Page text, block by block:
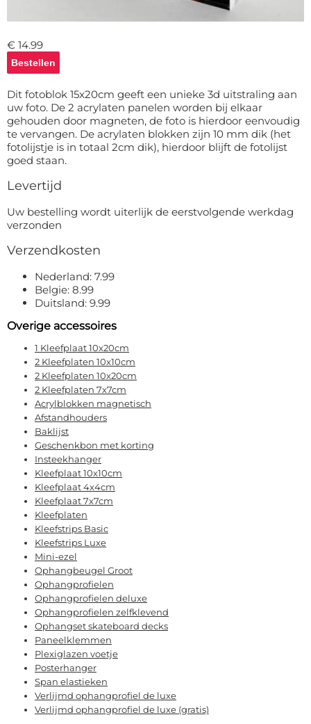
Vloermat
Skateboard deck
Inloggen
WhatsApp
€ 14.99
Dit fotoblok 15x20cm geeft een unieke 3d uitstraling aan
uw foto. De 2 acrylaten panelen worden bij elkaar
gehouden door magneten, de foto is hierdoor eenvoudig
te vervangen. De acrylaten blokken zijn 10 mm dik (het
fotolijstje is in totaal 2cm dik), hierdoor blijft de fotolijst
goed staan.
Levertijd
Uw bestelling wordt uiterlijk de eerstvolgende werkdag
verzonden
Verzendkosten
Nederland: 7.99
Belgie: 8.99
Duitsland: 9.99
Overige accessoires
1 Kleefplaat 10x20cm
2 Kleefplaten 10x10cm
2 Kleefplaten 10x20cm
2 Kleefplaten 7x7cm
Acrylblokken magnetisch
Afstandhouders
Baklijst
Geschenkbon met korting
Insteekhanger
Kleefplaat 10x10cm
Kleefplaat 4x4cm
Kleefplaat 7x7cm
Kleefplaten
Kleefstrips Basic
Kleefstrips Luxe
Mini-ezel
Ophangbeugel Groot
Ophangprofielen
Ophangprofielen deluxe
Ophangprofielen zelfklevend
Ophangset skateboard decks
Paneelklemmen
Plexiglazen voetje
Posterhanger
Span elastieken
Verlijmd ophangprofiel de luxe
Verlijmd ophangprofiel de luxe (gratis)